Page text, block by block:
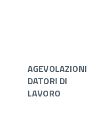
AGEVOLAZIONI
DATORI DI
LAVORO